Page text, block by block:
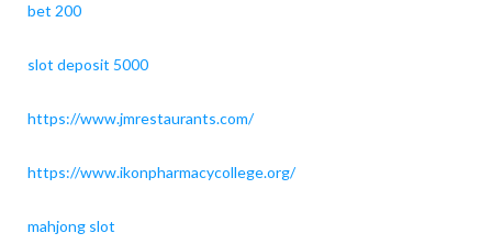
bet 200
slot deposit 5000
https://www.jmrestaurants.com/
https://www.ikonpharmacycollege.org/
mahjong slot